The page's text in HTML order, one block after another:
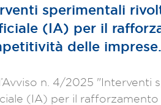
sperimentali
(IA) per il
delle imprese.
n. 4/2025 "Interventi
(IA) per il